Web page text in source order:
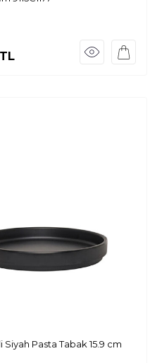
TL
Pasta Tabak 15.9 cm